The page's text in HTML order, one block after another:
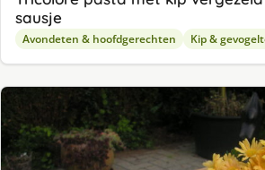
sausje
Avondeten & hoofdgerechten Kip &